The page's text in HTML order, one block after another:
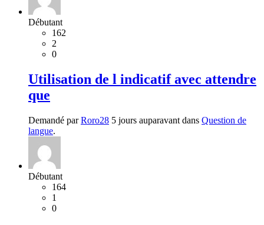
Débutant
162
2
0
Utilisation de l indicatif avec attendre
que
Demandé parRoro28 5 jours auparavant dans Question de
langue.
Débutant
164
1
0